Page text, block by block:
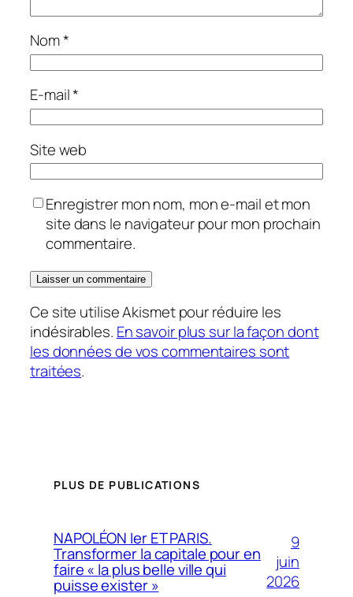
Nom*
E-mail*
Site web
Enregistrer mon nom, mon e-mail et mon
site dans le navigateur pour mon prochain
commentaire.
Ce site utilise Akismet pour réduire les
indésirables. En savoir plus sur la façon dont
les données de vos commentaires sont
traitées.
PLUS DE PUBLICATIONS
NAPOLÉON Ier ET PARIS.
Transformer la capitale pour en
faire « la plus belle ville qui
puisse exister »
9
juin
2026